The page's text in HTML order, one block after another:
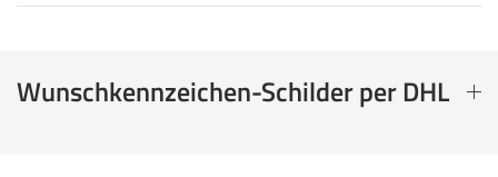
Wunschkennzeichen-Schilder per DHL